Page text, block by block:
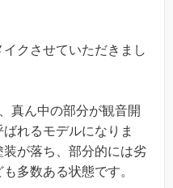
クさせていただきまし
真ん中の部分が観音開
れるモデルになりま
が落ち、部分的には劣
多数ある状態です。